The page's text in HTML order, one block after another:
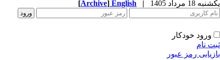
18 مرداد 1405 |
English
[Archive]
ورود خودکار
نام
رمز عبور